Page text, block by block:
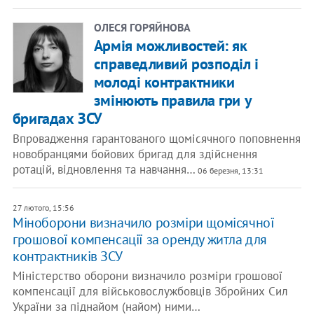
ОЛЕСЯ ГОРЯЙНОВА
Армія можливостей: як
справедливий розподіл і
молоді контрактники
змінюють правила гри у
бригадах ЗСУ
Впровадження гарантованого щомісячного поповнення
новобранцями бойових бригад для здійснення
ротацій, відновлення та навчання… 06 березня, 13:31
27 лютого, 15:56
Міноборони визначило розміри щомісячної
грошової компенсації за оренду житла для
контрактників ЗСУ
Міністерство оборони визначило розміри грошової
компенсації для військовослужбовців Збройних Сил
України за піднайом (найом) ними…